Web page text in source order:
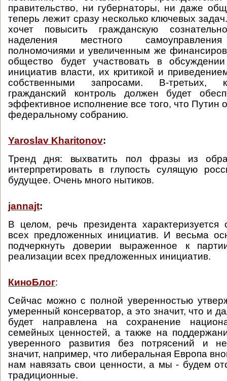
правительство, ни губернаторы, ни даже
теперь лежит сразу несколько ключевых
хочет повысить гражданскую
наделения местного
полномочиями и увеличенным же
общество будет участвовать в обсуждении
инициатив власти, их критикой и
собственными запросами. В-третьих,
гражданский контроль должен будет
эффективное исполнение все того, что Путин
федеральному собранию.
Yaroslav Kharitonov:
Тренд дня: выхватить пол фразы из
интерпретировать в глупость сулящую
будущее. Очень много нытиков.
jannajt:
В целом, речь президента характеризуется
всех предложенных инициатив. И весьма
подчеркнуть доверии выраженное к
реализации всех предложенных инициатив.
КиноБлог:
Сейчас можно с полной уверенностью
умеренный консерватор, а это значит, что и
будет направлена на сохранение
семейных ценностей, а также на
уверенного развития без потрясений и
значит, например, что либеральная Европа
нам навязать свои ценности, а мы - будем
традиционные.